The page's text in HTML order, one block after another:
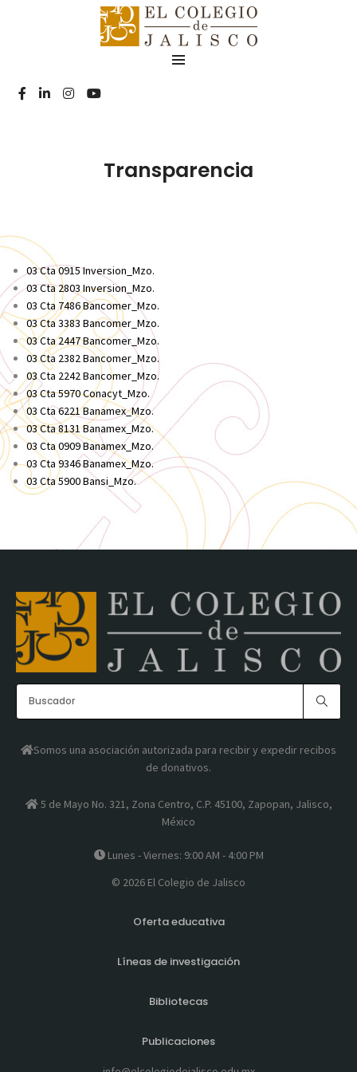
Transparencia
03 Cta 0915 Inversion_Mzo.
03 Cta 2803 Inversion_Mzo.
03 Cta 7486 Bancomer_Mzo.
03 Cta 3383 Bancomer_Mzo.
03 Cta 2447 Bancomer_Mzo.
03 Cta 2382 Bancomer_Mzo.
03 Cta 2242 Bancomer_Mzo.
03 Cta 5970 Conacyt_Mzo.
03 Cta 6221 Banamex_Mzo.
03 Cta 8131 Banamex_Mzo.
03 Cta 0909 Banamex_Mzo.
03 Cta 9346 Banamex_Mzo.
03 Cta 5900 Bansi_Mzo.
Somos una asociación autorizada para recibir y expedir recibos
de donativos.
5 de Mayo No. 321, Zona Centro, C.P. 45100, Zapopan, Jalisco,
México
Lunes - Viernes: 9:00 AM - 4:00 PM
© 2026 El Colegio de Jalisco
Oferta educativa
Líneas de investigación
Bibliotecas
Publicaciones